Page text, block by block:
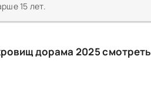
15 лет.
дорама 2025 смотреть